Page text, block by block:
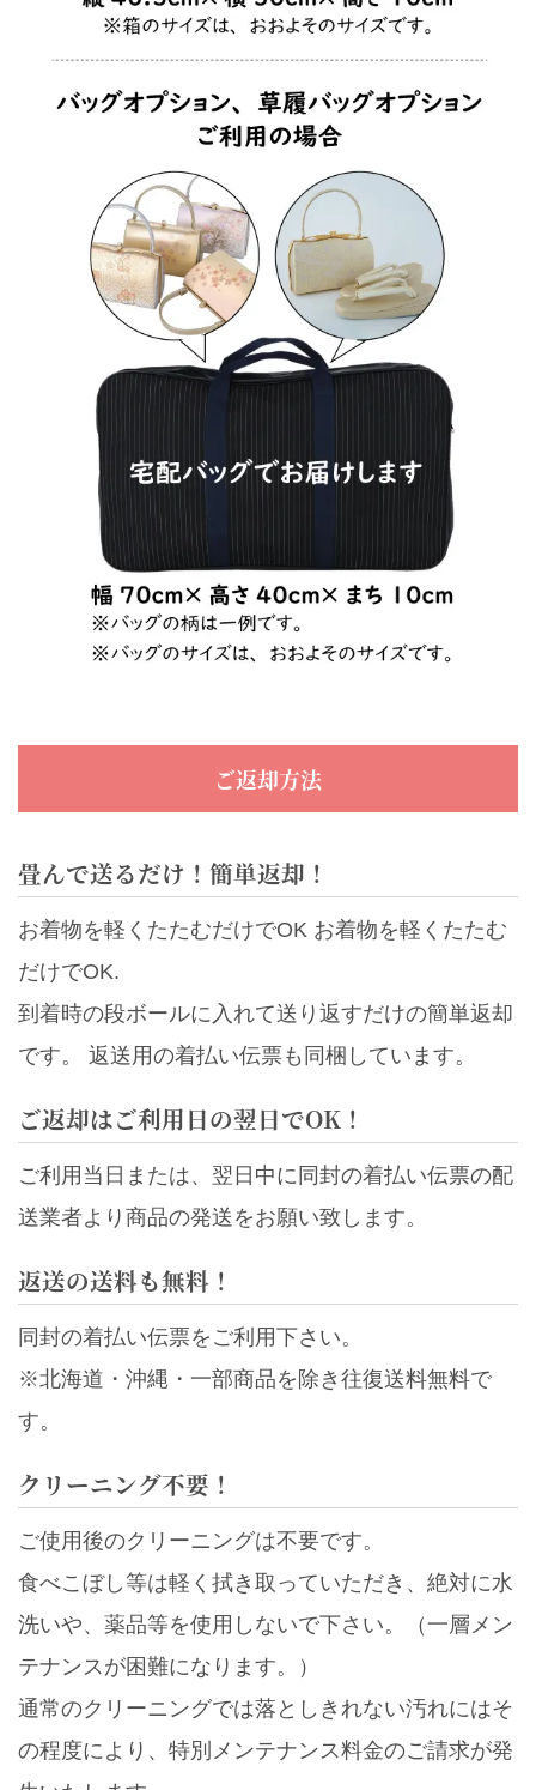
ご返却方法
畳んで送るだけ！簡単返却！
お着物を軽くたたむだけでOK お着物を軽くたたむ
だけでOK.
到着時の段ボールに入れて送り返すだけの簡単返却
です。 返送用の着払い伝票も同梱しています。
ご返却はご利用日の翌日でOK！
ご利用当日または、翌日中に同封の着払い伝票の配
送業者より商品の発送をお願い致します。
返送の送料も無料！
同封の着払い伝票をご利用下さい。
※北海道・沖縄・一部商品を除き往復送料無料で
す。
クリーニング不要！
ご使用後のクリーニングは不要です。
食べこぼし等は軽く拭き取っていただき、絶対に水
洗いや、薬品等を使用しないで下さい。（一層メン
テナンスが困難になります。）
通常のクリーニングでは落としきれない汚れにはそ
の程度により、特別メンテナンス料金のご請求が発